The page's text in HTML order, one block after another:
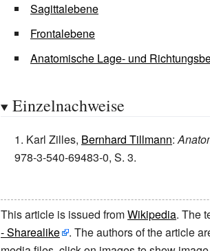
Sagittalebene
Frontalebene
Anatomische Lage- und
Einzelnachweise
Karl Zilles, Bernhard Tillmann:
978-3-540-69483-0, S. 3.
This article is issued fromWikipedia. The
- Sharealike
. The authors of the article